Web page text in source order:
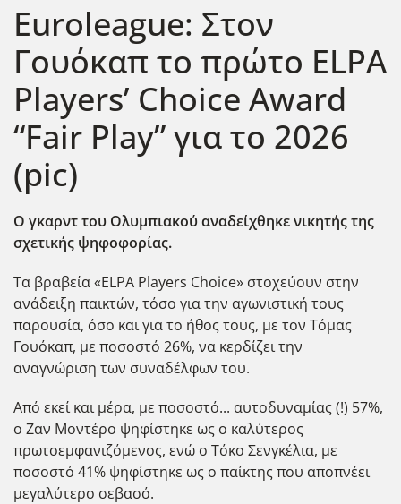
Euroleague: Στον
Γουόκαπ το πρώτο ELPA
Players’ Choice Award
“Fair Play” για το 2026
(pic)
Ο γκαρντ του Ολυμπιακού αναδείχθηκε νικητής της
σχετικής ψηφοφορίας.
Τα βραβεία «ELPA Players Choice» στοχεύουν στην
ανάδειξη παικτών, τόσο για την αγωνιστική τους
παρουσία, όσο και για το ήθος τους, με τον Τόμας
Γουόκαπ, με ποσοστό 26%, να κερδίζει την
αναγνώριση των συναδέλφων του.
Από εκεί και μέρα, με ποσοστό... αυτοδυναμίας (!) 57%,
ο Ζαν Μοντέρο ψηφίστηκε ως ο καλύτερος
πρωτοεμφανιζόμενος, ενώ ο Τόκο Σενγκέλια, με
ποσοστό 41% ψηφίστηκε ως ο παίκτης που αποπνέει
μεγαλύτερο σεβασό.